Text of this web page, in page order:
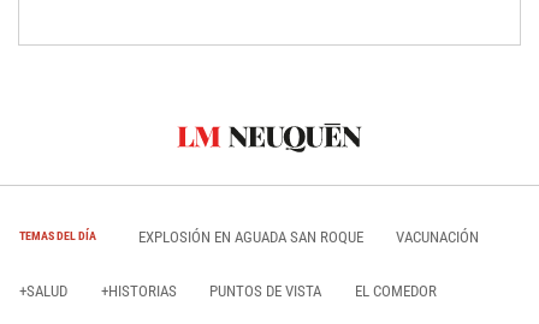
TEMAS DEL DÍA EXPLOSIÓN EN AGUADA SAN ROQUE VACUNACIÓN
+SALUD +HISTORIAS PUNTOS DE VISTA EL COMEDOR